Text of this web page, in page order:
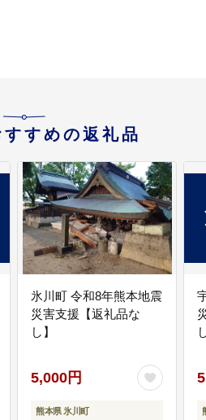
すめの返礼品
氷川町 令和8年熊本地震
災害支援【返礼品な
し】
5,000円
熊本県 氷川町